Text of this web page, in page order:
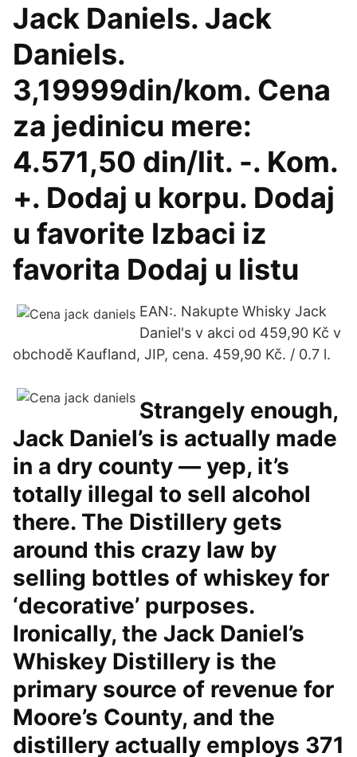
Jack Daniels. Jack
Daniels.
3,19999din/kom. Cena
za jedinicu mere:
4.571,50 din/lit. -. Kom.
+. Dodaj u korpu. Dodaj
u favorite Izbaci iz
favorita Dodaj u listu
EAN:. Nakupte Whisky Jack
Daniel's v akci od 459,90 Kč v
obchodě Kaufland, JIP, cena. 459,90 Kč. / 0.7 l.
Strangely enough,
Jack Daniel’s is actually made
in a dry county — yep, it’s
totally illegal to sell alcohol
there. The Distillery gets
around this crazy law by
selling bottles of whiskey for
‘decorative’ purposes.
Ironically, the Jack Daniel’s
Whiskey Distillery is the
primary source of revenue for
Moore’s County, and the
distillery actually employs 371